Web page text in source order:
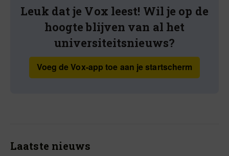
Leuk dat je Vox leest! Wil je op de
hoogte blijven van al het
universiteitsnieuws?
Voeg de Vox-app toe aan je startscherm
Laatste nieuws